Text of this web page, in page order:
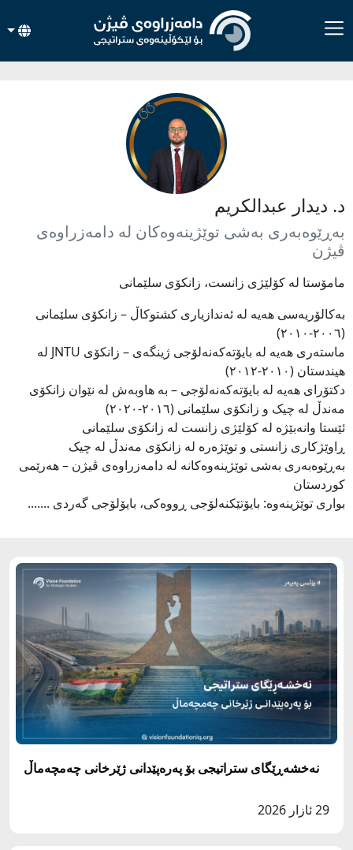
د. دیدار عبدالکریم
بەڕێوەبەری بەشی توێژینەوەکان لە دامەزراوەی
ڤیژن
مامۆستا لە کۆلێژی زانست، زانکۆی سلێمانی
بەکالۆریەسی هەیە لە ئەندازیاری کشتوکاڵ – زانکۆی سلێمانی
(٢٠٠٦-٢٠١٠)
ماستەری هەیە لە بایۆتەکەنەلۆجی ژینگەی – زانکۆی JNTU لە
هیندستان (٢٠١٠-٢٠١٢)
دکتۆرای هەیە لە بایۆتەکەنەلۆجی – بە هاوبەش لە نێوان زانکۆی
مەندڵ لە چیک و زانکۆی سلێمانی (٢٠١٦-٢٠٢٠)
ئێستا وانەبێژە لە کۆلێژی زانست لە زانکۆی سلێمانی
ڕاوێژکاری زانستی و توێژەرە لە زانکۆی مەندڵ لە چیک
بەڕێوەبەری بەشی توێژینەوەکانە لە دامەزراوەی ڤیژن – هەرێمی
کوردستان
بواری توێژینەوە: بایۆتێکنەلۆجی ڕووەکی، بایۆلۆجی گەردی .......
نەخشەڕێگای ستراتیجی بۆ پەرەپێدانی ژێرخانی چەمچەماڵ
29 ئازار 2026